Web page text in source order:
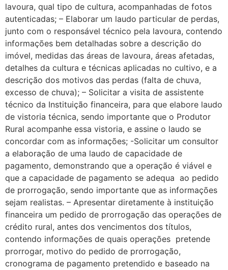
lavoura, qual tipo de cultura, acompanhadas de fotos
autenticadas; – Elaborar um laudo particular de perdas,
junto com o responsável técnico pela lavoura, contendo
informações bem detalhadas sobre a descrição do
imóvel, medidas das áreas de lavoura, áreas afetadas,
detalhes da cultura e técnicas aplicadas no cultivo, e a
descrição dos motivos das perdas (falta de chuva,
excesso de chuva); – Solicitar a visita de assistente
técnico da Instituição financeira, para que elabore laudo
de vistoria técnica, sendo importante que o Produtor
Rural acompanhe essa vistoria, e assine o laudo se
concordar com as informações; -Solicitar um consultor
a elaboração de uma laudo de capacidade de
pagamento, demonstrando que a operação é viável e
que a capacidade de pagamento se adequa ao pedido
de prorrogação, sendo importante que as informações
sejam realistas. – Apresentar diretamente à instituição
financeira um pedido de prorrogação das operações de
crédito rural, antes dos vencimentos dos títulos,
contendo informações de quais operações pretende
prorrogar, motivo do pedido de prorrogação,
cronograma de pagamento pretendido e baseado na